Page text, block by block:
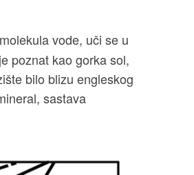
vode, uči se u
poznat kao gorka sol,
bilo blizu engleskog
sastava